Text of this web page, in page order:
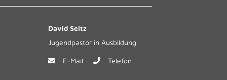
David Seitz
Jugendpastor in Ausbildung
E-Mail Telefon